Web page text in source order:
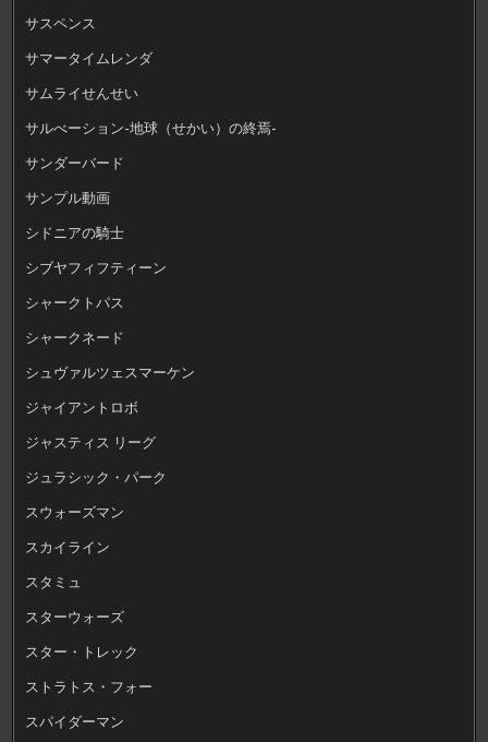
サスペンス
サマータイムレンダ
サムライせんせい
サルべーション-地球（せかい）の終焉-
サンダーバード
サンプル動画
シドニアの騎士
シブヤフィフティーン
シャークトパス
シャークネード
シュヴァルツェスマーケン
ジャイアントロボ
ジャスティス リーグ
ジュラシック・パーク
スウォーズマン
スカイライン
スタミュ
スターウォーズ
スター・トレック
ストラトス・フォー
スパイダーマン